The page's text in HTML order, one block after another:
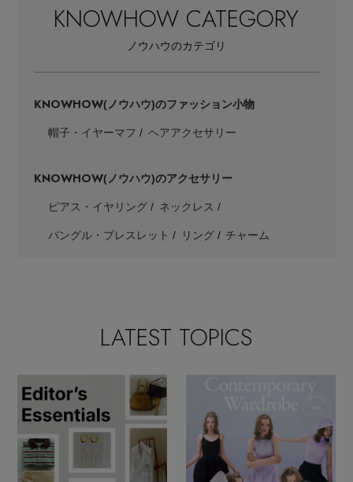
KNOWHOW CATEGORY
ノウハウのカテゴリ
KNOWHOW(ノウハウ)のファッション小物
帽子・イヤーマフ ヘアアクセサリー
KNOWHOW(ノウハウ)のアクセサリー
ピアス・イヤリング ネックレス
バングル・ブレスレット リング チャーム
LATEST TOPICS